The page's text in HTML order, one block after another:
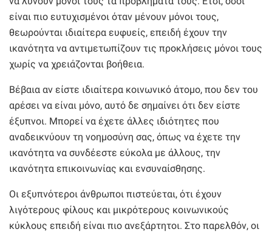
είναι πιο ευτυχισμένοι όταν μένουν μόνοι τους,
θεωρούνται ιδιαίτερα ευφυείς, επειδή έχουν την
ικανότητα να αντιμετωπίζουν τις προκλήσεις μόνοι τους
χωρίς να χρειάζονται βοήθεια.
Βέβαια αν είστε ιδιαίτερα κοινωνικό άτομο, που δεν του
αρέσει να είναι μόνο, αυτό δε σημαίνει ότι δεν είστε
έξυπνοι. Μπορεί να έχετε άλλες ιδιότητες που
αναδεικνύουν τη νοημοσύνη σας, όπως να έχετε την
ικανότητα να συνδέεστε εύκολα με άλλους, την
ικανότητα επικοινωνίας και ενσυναίσθησης.
Οι εξυπνότεροι άνθρωποι πιστεύεται, ότι έχουν
λιγότερους φίλους και μικρότερους κοινωνικούς
κύκλους επειδή είναι πιο ανεξάρτητοι. Στο παρελθόν, οι